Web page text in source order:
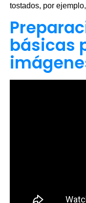
tostados, por
básicas